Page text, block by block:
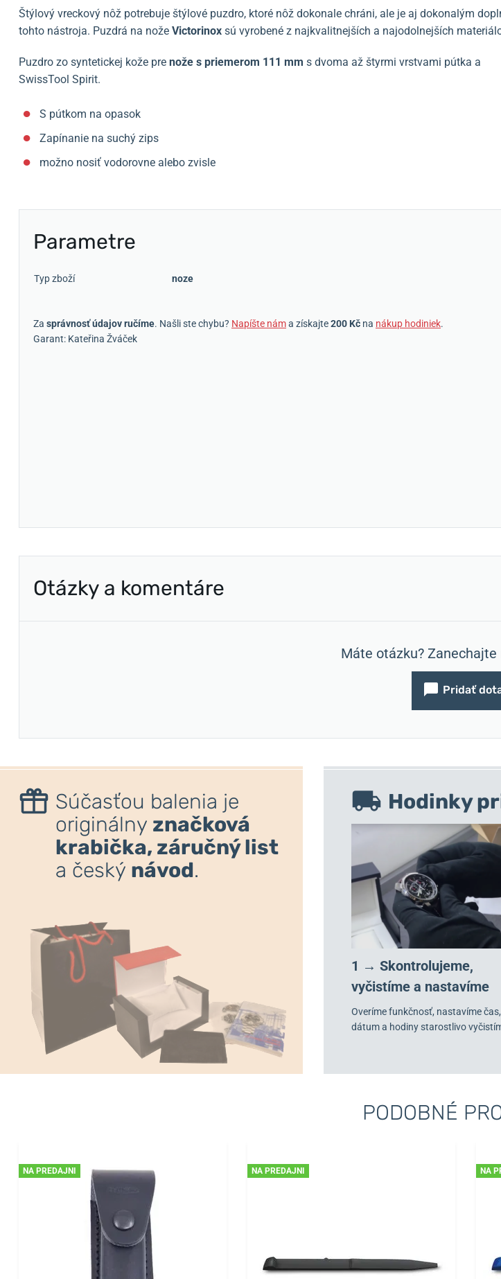
Štýlový vreckový nôž potrebuje štýlové puzdro, ktoré nôž dokonale chráni, ale je aj dokonalým
tohto nástroja. Puzdrá na nože Victorinox sú vyrobené z najkvalitnejších a najodolnejších
Puzdro zo syntetickej kože pre nože s priemerom 111 mm s dvoma až štyrmi vrstvami pútka a
SwissTool Spirit.
S pútkom na opasok
Zapínanie na suchý zips
možno nosiť vodorovne alebo zvisle
Parametre
Typ zboží noze
Za správnosť údajov ručíme. Našli ste chybu? Napíšte náma získajte200 Kč na nákup hodiniek.
Garant: Kateřina Žváček
Otázky a komentáre
Máte otázku?
Pridať
Súčasťou balenia je
originálny značková
krabička, záručný list
a český návod.
Hodinky
1 → Skontrolujeme,
vyčistíme a nastavíme
Overíme funkčnosť, nastavíme čas,
dátum a hodiny starostlivo
PODOBNÉ
NA PREDAJNI NA PREDAJNI NA